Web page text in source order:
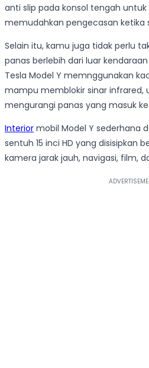
anti slip pada konsol tengah
memudahkan pengecasan ketika
Selain itu, kamu juga tidak perlu
panas berlebih dari luar
Tesla Model Y memnggunakan
mampu memblokir sinar infrared,
mengurangi panas yang masuk
Interior mobil Model Y sederhana
sentuh 15 inci HD yang disisipkan
kamera jarak jauh, navigasi, film,